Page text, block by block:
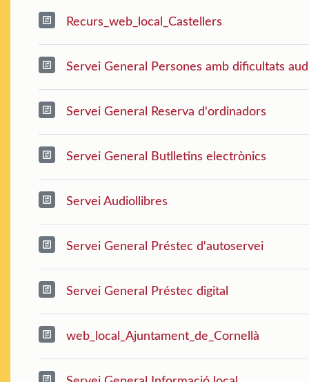
Recurs_web_local_Castellers
Servei General Persones amb dificultats
Servei General Reserva d'ordinadors
Servei General Butlletins electrònics
Servei Audiollibres
Servei General Préstec d'autoservei
Servei General Préstec digital
web_local_Ajuntament_de_Cornellà